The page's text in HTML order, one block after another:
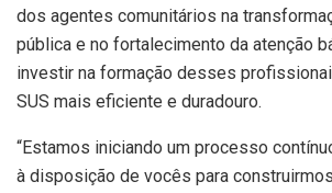
dos agentes comunitários na
pública e no fortalecimento da atenção
investir na formação desses
SUS mais eficiente e duradouro.
“Estamos iniciando um processo
à disposição de vocês para